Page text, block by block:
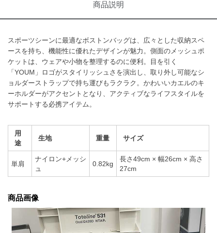
商品説明
スポーツシーンに最適なボストンバッグは、広々とした収納スペ
ースを持ち、機能性に優れたデザインが魅力。側面のメッシュポ
ケットは、ウェアや小物を整理するのに便利。目を引く
「YOUM」ロゴがスタイリッシュさを演出し、取り外し可能なシ
ョルダーストラップで持ち運びもラクラク。かわいいカエルのキ
ーホルダーがアクセントとなり、アクティブなライフスタイルを
サポートする必携アイテム。
用
途
生地 重量 サイズ
単肩
ナイロン+メッシ
ュ
0.82kg
長さ49cm × 幅26cm × 高さ
27cm
商品画像